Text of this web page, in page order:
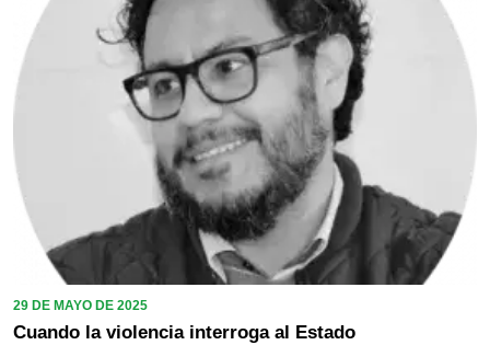
29 DE MAYO DE 2025
Cuando la violencia interroga al Estado